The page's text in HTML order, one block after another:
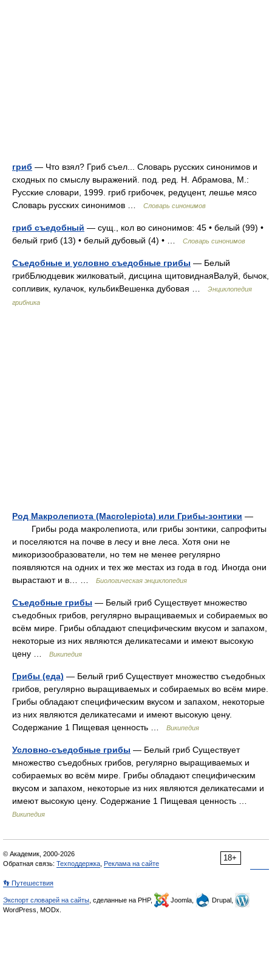
гриб — Что взял? Гриб съел... Словарь русских синонимов и
сходных по смыслу выражений. под. ред. Н. Абрамова, М.:
Русские словари, 1999. гриб грибочек, редуцент, лешье мясо
Словарь русских синонимов …
Словарь синонимов
гриб съедобный — сущ., кол во синонимов: 45 • белый (99) •
белый гриб (13) • белый дубовый (4) • …
Словарь синонимов
Съедобные и условно съедобные грибы — Белый
грибБлюдцевик жилковатый, дисцина щитовиднаяВалуй, бычок,
сопливик, кулачок, кульбикВешенка дубовая …
Энциклопедия
грибника
Род Макролепиота (Macrolepiota) или Грибы-зонтики —
Грибы рода макролепиота, или грибы зонтики, сапрофиты
и поселяются на почве в лесу и вне леса. Хотя они не
микоризообразователи, но тем не менее регулярно
появляются на одних и тех же местах из года в год. Иногда они
вырастают и в… …
Биологическая энциклопедия
Съедобные грибы — Белый гриб Существует множество
съедобных грибов, регулярно выращиваемых и собираемых во
всём мире. Грибы обладают специфическим вкусом и запахом,
некоторые из них являются деликатесами и имеют высокую
цену …
Википедия
Грибы (еда) — Белый гриб Существует множество съедобных
грибов, регулярно выращиваемых и собираемых во всём мире.
Грибы обладают специфическим вкусом и запахом, некоторые
из них являются деликатесами и имеют высокую цену.
Содержание 1 Пищевая ценность …
Википедия
Условно-съедобные грибы — Белый гриб Существует
множество съедобных грибов, регулярно выращиваемых и
собираемых во всём мире. Грибы обладают специфическим
вкусом и запахом, некоторые из них являются деликатесами и
имеют высокую цену. Содержание 1 Пищевая ценность …
Википедия
18+
© Академик, 2000-2026
Обратная связь: Техподдержка Реклама на сайте
👣 Путешествия
Экспорт словарей на сайты , сделанные на PHP, Joomla,
Drupal,
WordPress, MODx.